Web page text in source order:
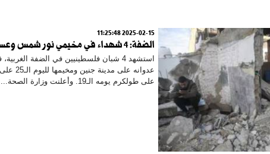
2025-02-15 11:25:48
الضفة: 4 شهداء في مخيمي نور شمس وعسكر الجديد
استشهد 4 شبان فلسطينيين في الضفة
عدوانه
على طولكرم يومه الـ19. وأعلنت وزارة الصحة...